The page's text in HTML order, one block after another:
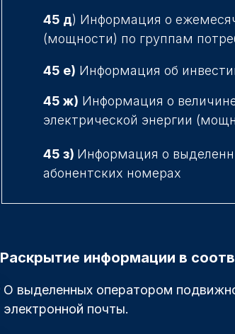
Раскрытие информации в
45 е) Информация об
45 ж) Информация о
электрической энергии
45 з) Информация о
абонентских номерах
45 д) Информация о
(мощности) по группам
О выделенных оператором
электронной почты.